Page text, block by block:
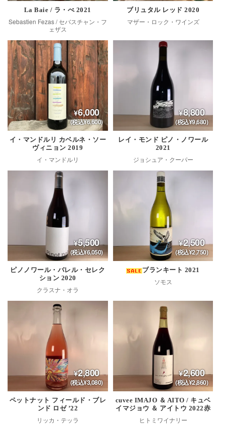
La Baie / ラ・べ 2021
Sebastien Fezas / セバスチャン・フ
ェザス
ブリュタル レッド 2020
マザー・ロック・ワインズ
6,000
(税込¥6,600)
イ・マンドルリ カベルネ・ソー
ヴィニョン 2019
イ・マンドルリ
8,800
(税込¥9,680)
レイ・モンド ピノ・ノワール
2021
ジョシュア・クーパー
5,500
(税込¥6,050)
ピノノワール・バレル・セレク
ション 2020
クラスナ・オラ
2,500
(税込¥2,750)
ブランキート 2021
ソモス
2,800
(税込¥3,080)
ペットナット フィールド・ブレ
ンド ロゼ ’22
リッカ・テッラ
2,600
(税込¥2,860)
cuvee IMAJO ＆ AITO / キュベ
イマジョウ ＆ アイトウ 2022赤
ヒトミワイナリー